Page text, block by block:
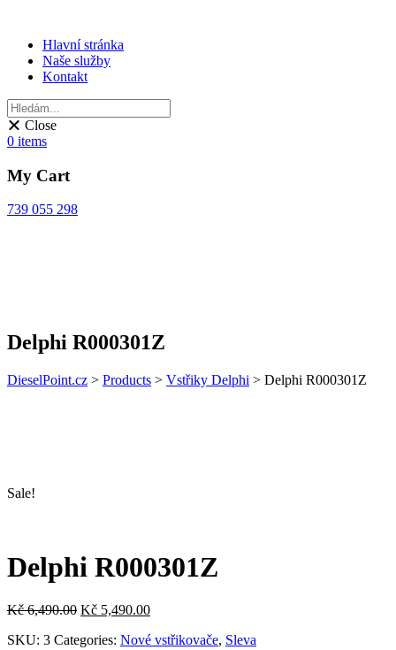
Hlavní stránka
Naše služby
Kontakt
Close
0 items
My Cart
739 055 298
Delphi R000301Z
DieselPoint.cz > Products > Vstřiky Delphi > Delphi R000301Z
Sale!
Delphi R000301Z
Kč6,490.00 Kč 5,490.00
SKU: 3 Categories: Nové vstřikovače, Sleva